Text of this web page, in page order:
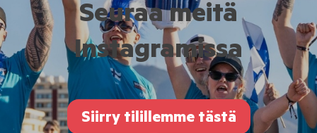
Seuraa meitä
Instagramissa
Siirry tilillemme tästä